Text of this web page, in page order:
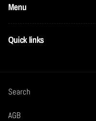
Menu
Quick links
Search
AGB